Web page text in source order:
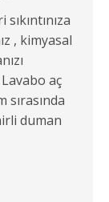
, kimyasal
aç
sırasında
duman